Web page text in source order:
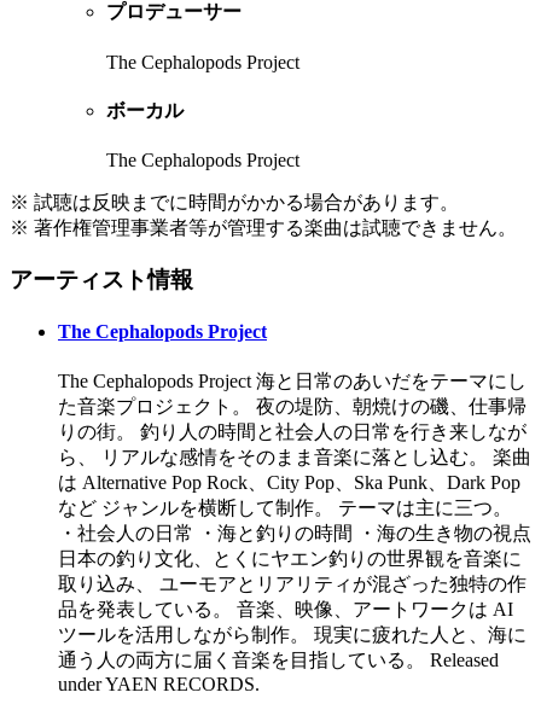
プロデューサー
The Cephalopods Project
ボーカル
The Cephalopods Project
※ 試聴は反映までに時間がかかる場合があります。
※ 著作権管理事業者等が管理する楽曲は試聴できません。
アーティスト情報
The Cephalopods Project
The Cephalopods Project 海と日常のあいだをテーマにし
た音楽プロジェクト。 夜の堤防、朝焼けの磯、仕事帰
りの街。 釣り人の時間と社会人の日常を行き来しなが
ら、 リアルな感情をそのまま音楽に落とし込む。 楽曲
は Alternative Pop Rock、City Pop、Ska Punk、Dark Pop
など ジャンルを横断して制作。 テーマは主に三つ。
・社会人の日常 ・海と釣りの時間 ・海の生き物の視点
日本の釣り文化、とくにヤエン釣りの世界観を音楽に
取り込み、 ユーモアとリアリティが混ざった独特の作
品を発表している。 音楽、映像、アートワークは AI
ツールを活用しながら制作。 現実に疲れた人と、海に
通う人の両方に届く音楽を目指している。 Released
under YAEN RECORDS.